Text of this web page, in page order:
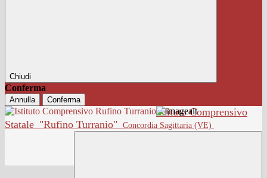
Chiudi
Conferma
Annulla Conferma
Istituto Comprensivo
Statale "Rufino Turranio" Concordia Sagittaria (VE)